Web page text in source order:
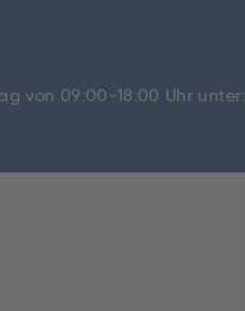
von 09:00-18:00 Uhr unter: